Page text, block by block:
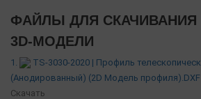
ФАЙЛЫ ДЛЯ СКАЧИВАНИЯ
3D-МОДЕЛИ
1.
TS-3030-2020 | Профиль
(Анодированный) (2D Модель профиля).DXF
Скачать